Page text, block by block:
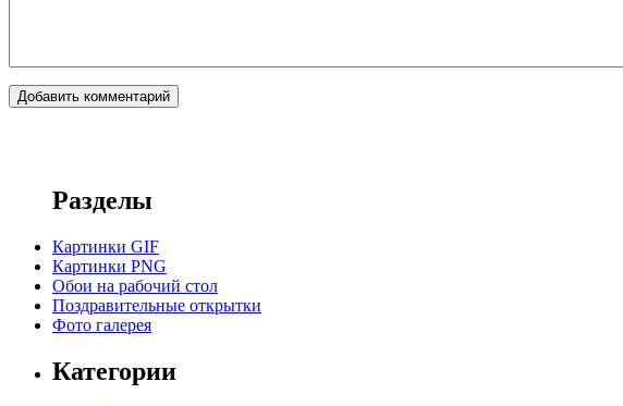
Разделы
Картинки GIF
Картинки PNG
Обои на рабочий стол
Поздравительные открытки
Фото галерея
Категории